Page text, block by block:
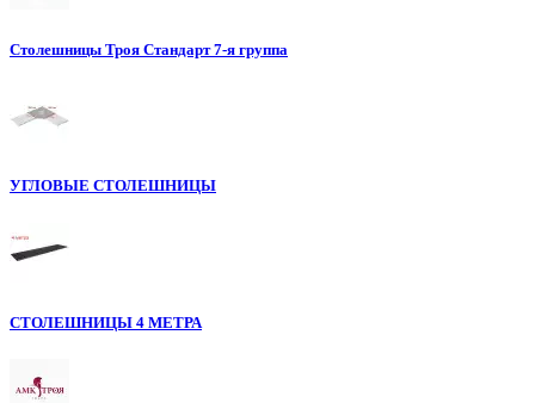
Столешницы Троя Стандарт 7-я группа
УГЛОВЫЕ СТОЛЕШНИЦЫ
СТОЛЕШНИЦЫ 4 МЕТРА